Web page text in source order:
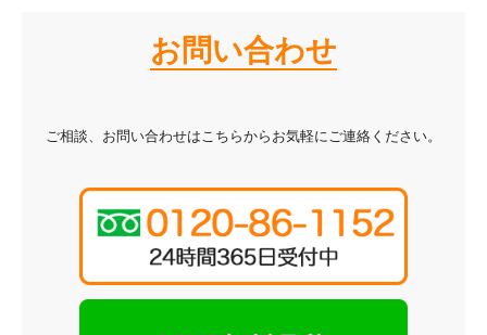
お問い合わせ
ご相談、お問い合わせはこちらからお気軽にご連絡ください。